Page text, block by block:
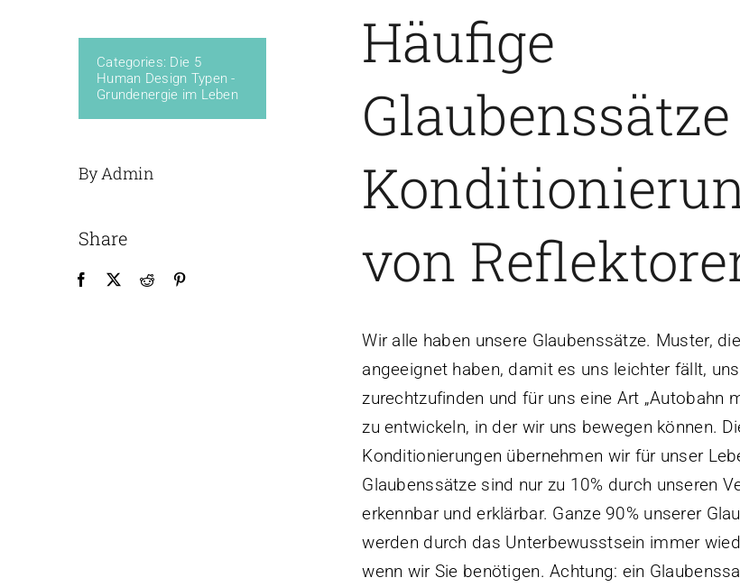
Categories: Die 5
Human Design Typen -
Grundenergie im Leben
By Admin
Share
Häufige
von
Wir alle haben unsere Glaubenssätze. Muster,
angeeignet haben, damit es uns leichter fällt,
zurechtzufinden und für uns eine Art „Autobahn
zu entwickeln, in der wir uns bewegen können.
Konditionierungen übernehmen wir für unser
Glaubenssätze sind nur zu 10% durch unseren
erkennbar und erklärbar. Ganze 90% unserer
werden durch das Unterbewusstsein immer
wenn wir Sie benötigen. Achtung: ein